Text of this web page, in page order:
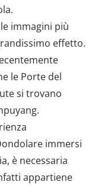
immagini più
effetto.
le Porte del
si trovano
immersi
è necessaria
appartiene